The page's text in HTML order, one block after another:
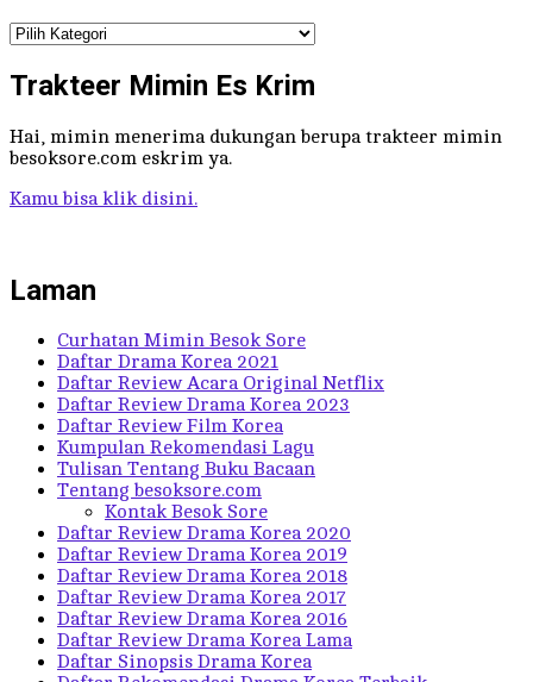
Kategori
Trakteer Mimin Es Krim
Hai, mimin menerima dukungan berupa trakteer mimin
besoksore.com eskrim ya.
Kamu bisa klik disini.
Laman
Curhatan Mimin Besok Sore
Daftar Drama Korea 2021
Daftar Review Acara Original Netflix
Daftar Review Drama Korea 2023
Daftar Review Film Korea
Kumpulan Rekomendasi Lagu
Tulisan Tentang Buku Bacaan
Tentang besoksore.com
Kontak Besok Sore
Daftar Review Drama Korea 2020
Daftar Review Drama Korea 2019
Daftar Review Drama Korea 2018
Daftar Review Drama Korea 2017
Daftar Review Drama Korea 2016
Daftar Review Drama Korea Lama
Daftar Sinopsis Drama Korea